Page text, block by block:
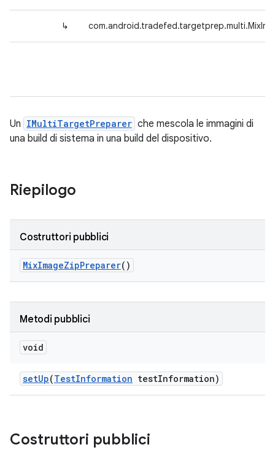
↳
Un IMultiTargetPreparer che mescola le immagini di
una build di sistema in una build del dispositivo.
Riepilogo
Costruttori pubblici
MixImageZipPreparer()
Metodi pubblici
void
setUp(TestInformation testInformation)
Costruttori pubblici